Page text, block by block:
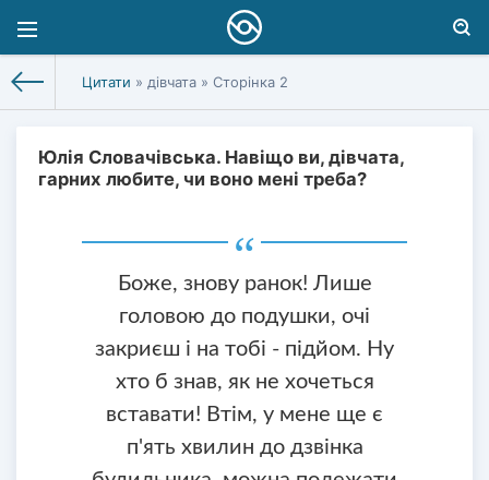
Цитати » дівчата » Сторінка 2
Юлія Словачівська. Навіщо ви, дівчата,
гарних любите, чи воно мені треба?
Боже, знову ранок! Лише
головою до подушки, очі
закриєш і на тобі - підйом. Ну
хто б знав, як не хочеться
вставати! Втім, у мене ще є
п'ять хвилин до дзвінка